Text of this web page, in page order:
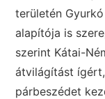
területén
alapítója is
szerint Kátai-
átvilágítást
párbeszédet